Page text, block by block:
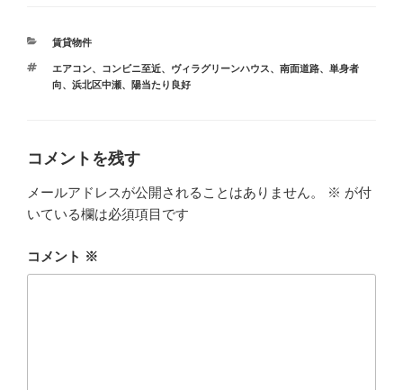
カ
ゴ
リ
賃貸物件
タ
グ
エアコン、 コンビニ至近、 ヴィラグリーンハウス、 南面道路、 単身者
向、 浜北区中瀬、 陽当たり良好
コメントを残す
メールアドレスが公開されることはありません。 ※ が付
いている欄は必須項目です
コメント ※